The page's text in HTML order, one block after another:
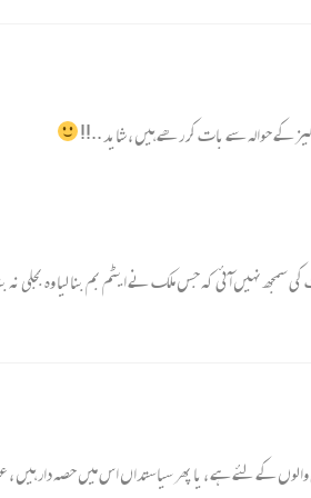
سمجھ نہیں آئی کہ جس ملک نے ایٹم بم بنا لیا وہ بجلی نہ
کے لئے ہے ، یا پھر سیاستداں اس میں حصہ دار ہیں ،